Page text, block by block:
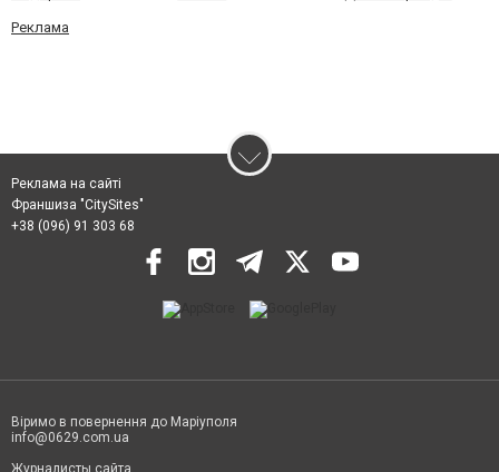
Реклама
Реклама на сайті
Франшиза "CitySites"
+38 (096) 91 303 68
Віримо в повернення до Маріуполя
info@0629.com.ua
Журналисты сайта